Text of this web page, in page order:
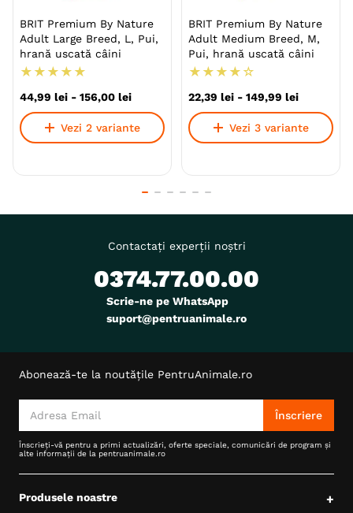
BRIT Premium By Nature
Adult Large Breed, L, Pui,
hrană uscată câini
★ ★ ★ ★ ★
44,99 lei - 156,00 lei
Vezi 2 variante
BRIT Premium By Nature
Adult Medium Breed, M,
Pui, hrană uscată câini
★ ★ ★ ★ ☆
22,39 lei - 149,99 lei
Vezi 3 variante
Contactați experții noștri
0374.77.00.00
Scrie-ne pe WhatsApp
suport@pentruanimale.ro
Abonează-te la noutățile PentruAnimale.ro
Înscriere
Înscrieți-vă pentru a primi actualizări, oferte speciale, comunicări de program și
alte informații de la pentruanimale.ro
Produsele noastre +